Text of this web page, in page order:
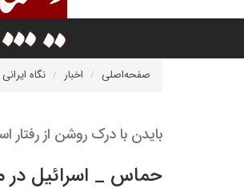
صفحه‌اصلی اخبار نگاه ایرانی
بایدن با درک روشن از رفتار
حماس _ اسرائیل